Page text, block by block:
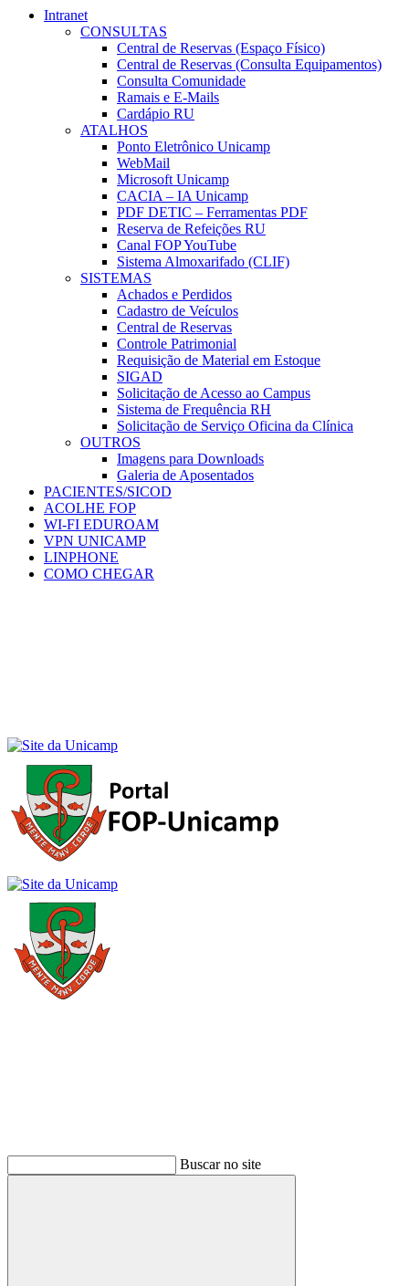
Intranet
CONSULTAS
Central de Reservas (Espaço Físico)
Central de Reservas (Consulta Equipamentos)
Consulta Comunidade
Ramais e E-Mails
Cardápio RU
ATALHOS
Ponto Eletrônico Unicamp
WebMail
Microsoft Unicamp
CACIA – IA Unicamp
PDF DETIC – Ferramentas PDF
Reserva de Refeições RU
Canal FOP YouTube
Sistema Almoxarifado (CLIF)
SISTEMAS
Achados e Perdidos
Cadastro de Veículos
Central de Reservas
Controle Patrimonial
Requisição de Material em Estoque
SIGAD
Solicitação de Acesso ao Campus
Sistema de Frequência RH
Solicitação de Serviço Oficina da Clínica
OUTROS
Imagens para Downloads
Galeria de Aposentados
PACIENTES/SICOD
ACOLHE FOP
WI-FI EDUROAM
VPN UNICAMP
LINPHONE
COMO CHEGAR
Buscar no site